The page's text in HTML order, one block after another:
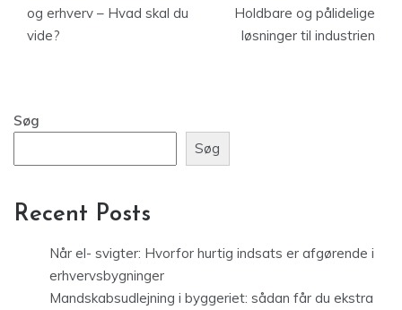
og erhverv – Hvad skal du
vide?
Holdbare og pålidelige
løsninger til industrien
Søg
Søg
Recent Posts
Når el- svigter: Hvorfor hurtig indsats er afgørende i
erhvervsbygninger
Mandskabsudlejning i byggeriet: sådan får du ekstra